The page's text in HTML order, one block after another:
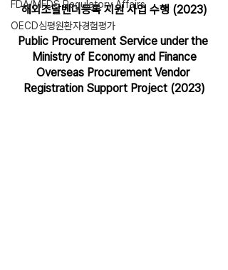
FDA/MFDS Regulatory Affairs
OECD심평원환자경험평가
해외조달벤더등록 지원 사업 수행 (2023)
Public Procurement Service under the
Ministry of Economy and Finance
Overseas Procurement Vendor
Registration Support Project (2023)